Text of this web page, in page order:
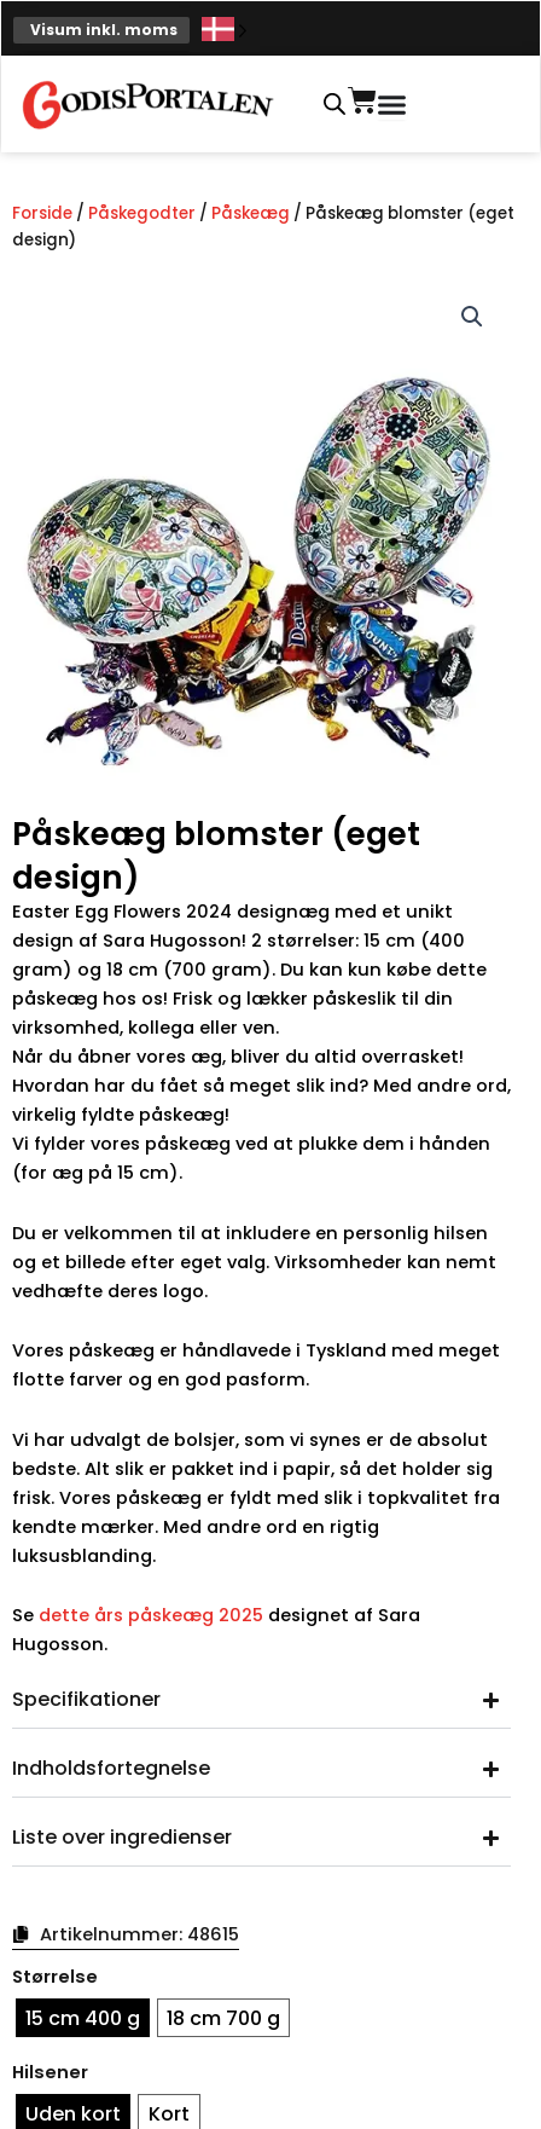
Spring
til
Visum inkl. moms
Indkøbskurv
Forside / Påskegodter / Påskeæg / Påskeæg blomster (eget
design)
Påskeæg blomster (eget
design)
Easter Egg Flowers 2024 designæg med et unikt
design af Sara Hugosson! 2 størrelser: 15 cm (400
gram) og 18 cm (700 gram). Du kan kun købe dette
påskeæg hos os! Frisk og lækker påskeslik til din
virksomhed, kollega eller ven.
Når du åbner vores æg, bliver du altid overrasket!
Hvordan har du fået så meget slik ind? Med andre ord,
virkelig fyldte påskeæg!
Vi fylder vores påskeæg ved at plukke dem i hånden
(for æg på 15 cm).
Du er velkommen til at inkludere en personlig hilsen
og et billede efter eget valg. Virksomheder kan nemt
vedhæfte deres logo.
Vores påskeæg er håndlavede i Tyskland med meget
flotte farver og en god pasform.
Vi har udvalgt de bolsjer, som vi synes er de absolut
bedste. Alt slik er pakket ind i papir, så det holder sig
frisk. Vores påskeæg er fyldt med slik i topkvalitet fra
kendte mærker. Med andre ord en rigtig
luksusblanding.
Se dette års påskeæg 2025 designet af Sara
Hugosson.
Specifikationer
Indholdsfortegnelse
Liste over ingredienser
Artikelnummer: 48615
Størrelse
15 cm 400 g 18 cm 700 g
Hilsener
Uden kort Kort
blomster
(eget
design)
antal